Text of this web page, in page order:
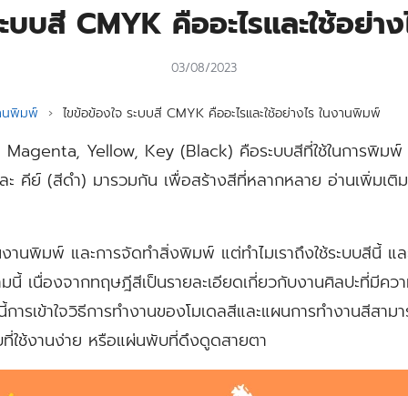
บบสี CMYK คืออะไรและใช้อย่า
03/08/2023
นพิมพ์ › ไขข้อข้องใจ ระบบสี CMYK คืออะไรและใช้อย่างไร ในงานพิมพ์
Yellow, Key (Black) คือระบบสีที่ใช้ในการพิม
ะ คีย์ (สีดำ) มารวมกัน เพื่อสร้างสีที่หลากหลาย อ่านเพิ่มเติ
านพิมพ์ และการจัดทำสิ่งพิมพ์ แต่ทำไมเราถึงใช้ระบบสีนี้ แล
นี้ เนื่องจากทฤษฎีสีเป็นรายละเอียดเกี่ยวกับงานศิลปะที่มีค
รเข้าใจวิธีการทำงานของโมเดลสีและแผนการทำงานสีสาม
ใช้งานง่าย หรือแผ่นพับที่ดึงดูดสายตา